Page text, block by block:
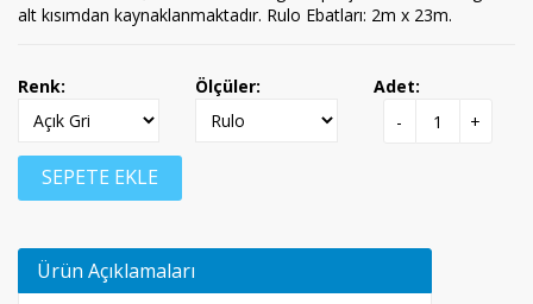
alt kısımdan kaynaklanmaktadır. Rulo Ebatları: 2m x 23m.
Renk: Ölçüler:
Adet:
-
+
SEPETE EKLE
Ürün Açıklamaları